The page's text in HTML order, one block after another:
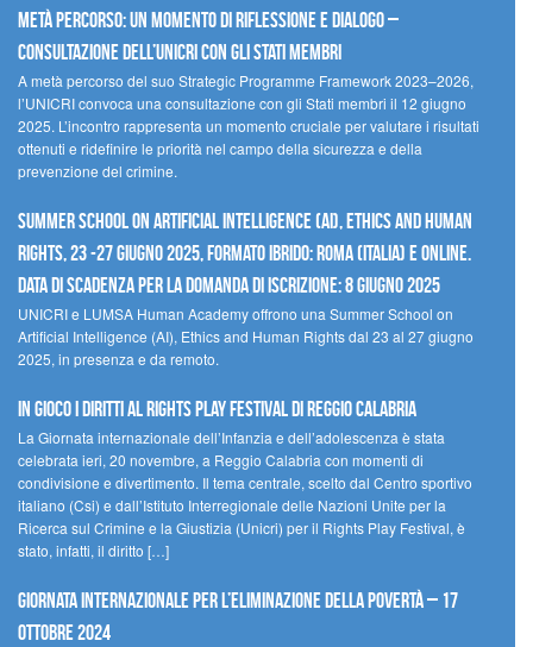
Metà percorso: un momento di riflessione e dialogo –
Consultazione dell’UNICRI con gli Stati membri
A metà percorso del suo Strategic Programme Framework 2023–2026,
l’UNICRI convoca una consultazione con gli Stati membri il 12 giugno
2025. L’incontro rappresenta un momento cruciale per valutare i risultati
ottenuti e ridefinire le priorità nel campo della sicurezza e della
prevenzione del crimine.
Summer School on Artificial Intelligence (AI), Ethics and Human
Rights, 23 -27 giugno 2025, Formato Ibrido: Roma (Italia) e online.
Data di scadenza per la domanda di iscrizione: 8 giugno 2025
UNICRI e LUMSA Human Academy offrono una Summer School on
Artificial Intelligence (AI), Ethics and Human Rights dal 23 al 27 giugno
2025, in presenza e da remoto.
In gioco i diritti al Rights Play Festival di Reggio Calabria
La Giornata internazionale dell’Infanzia e dell’adolescenza è stata
celebrata ieri, 20 novembre, a Reggio Calabria con momenti di
condivisione e divertimento. Il tema centrale, scelto dal Centro sportivo
italiano (Csi) e dall’Istituto Interregionale delle Nazioni Unite per la
Ricerca sul Crimine e la Giustizia (Unicri) per il Rights Play Festival, è
stato, infatti, il diritto […]
Giornata internazionale per l’eliminazione della povertà – 17
ottobre 2024